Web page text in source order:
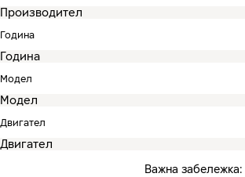
Година
Модел
Двигател
Важна